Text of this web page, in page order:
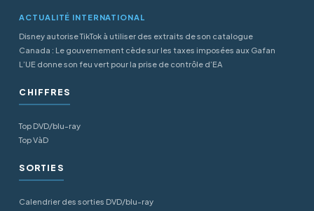
ACTUALITÉ INTERNATIONAL
Disney autorise TikTok à utiliser des extraits de son catalogue
Canada : Le gouvernement cède sur les taxes imposées aux Gafan
L’UE donne son feu vert pour la prise de contrôle d’EA
CHIFFRES
Top DVD/blu-ray
Top VàD
SORTIES
Calendrier des sorties DVD/blu-ray